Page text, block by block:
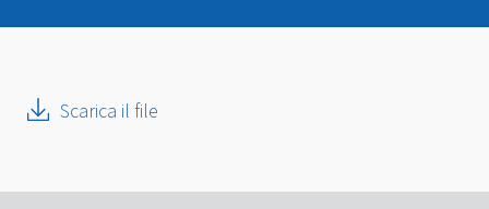
Scarica il file